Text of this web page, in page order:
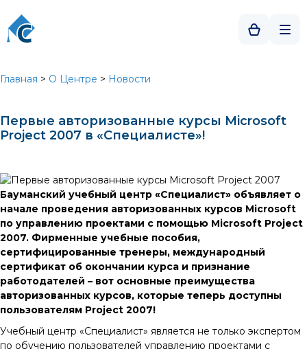
Главная > О Центре > Новости
Первые авторизованные курсы Microsoft
Project 2007 в «Специалисте»!
Бауманский учебный центр «Специалист» объявляет о
начале проведения авторизованных курсов Microsoft
по управлению проектами с помощью Microsoft Project
2007. Фирменные учебные пособия,
сертифицированные тренеры, международный
сертификат об окончании курса и признание
работодателей – вот основные преимущества
авторизованных курсов, которые теперь доступны
пользователям Project 2007!
Учебный центр «Специалист» является не только экспертом
по обучению пользователей управлению проектами с